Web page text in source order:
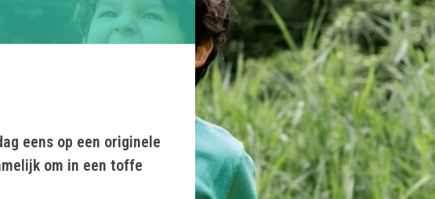
eens op een originele
om in een toffe